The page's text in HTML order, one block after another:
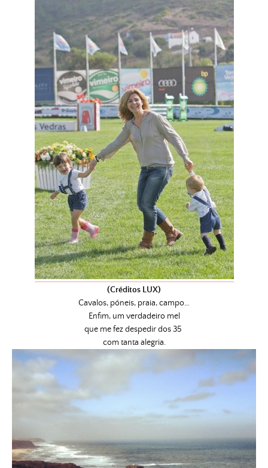
(Créditos LUX)
Cavalos, póneis, praia, campo…
Enfim, um verdadeiro mel
que me fez despedir dos 35
com tanta alegria.